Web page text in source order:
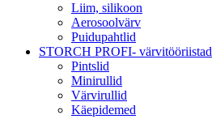
Liim, silikoon
Aerosoolvärv
Puidupahtlid
STORCH PROFI- värvitööriistad
Pintslid
Minirullid
Värvirullid
Käepidemed